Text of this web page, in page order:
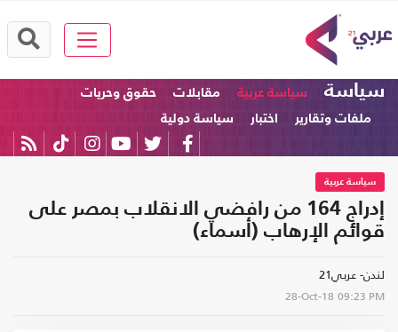
سياسة سياسة عربية مقابلات
حقوق وحريات
ملفات وتقارير
اختبار سياسة دولية
سياسة عربية
إدراج 164 من رافضي الانقلاب بمصر على
قوائم الإرهاب (أسماء)
لندن- عربي21
28-Oct-18 09:23 PM